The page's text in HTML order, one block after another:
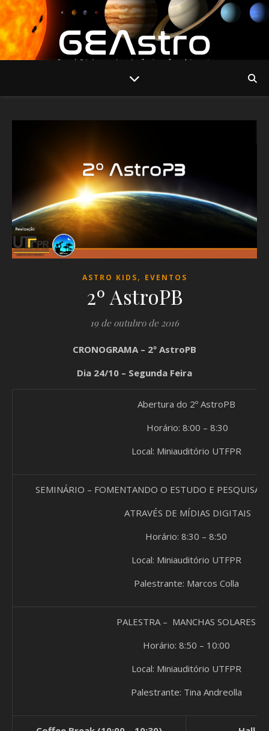
ASTRO KIDS, EVENTOS
2º AstroPB
19 de outubro de 2016
CRONOGRAMA – 2º AstroPB
Dia 24/10 – Segunda Feira
Abertura do 2º AstroPB
Horário: 8:00 – 8:30
Local: Miniauditório UTFPR
SEMINÁRIO – FOMENTANDO O ESTUDO E PESQUISA
ATRAVÉS DE MÍDIAS DIGITAIS
Horário: 8:30 – 8:50
Local: Miniauditório UTFPR
Palestrante: Marcos Colla
PALESTRA – MANCHAS SOLARES
Horário: 8:50 – 10:00
Local: Miniauditório UTFPR
Palestrante: Tina Andreolla